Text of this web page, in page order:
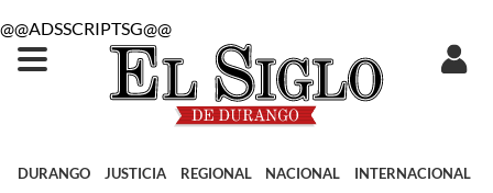
@@ADSSCRIPTSG@@
DURANGO JUSTICIA REGIONAL NACIONAL INTERNACIONAL